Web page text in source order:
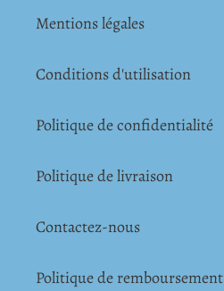
Mentions légales
Conditions d'utilisation
Politique de confidentialité
Politique de livraison
Contactez-nous
Politique de remboursement